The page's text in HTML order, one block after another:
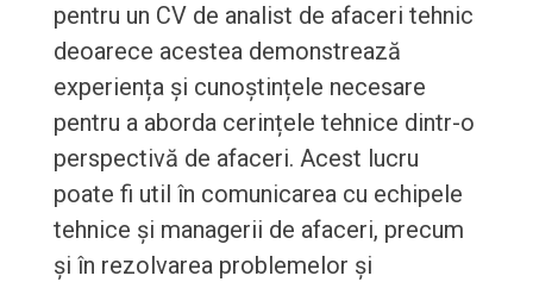
pentru un CV de analist de afaceri tehnic
deoarece acestea demonstrează
experiența și cunoștințele necesare
pentru a aborda cerințele tehnice dintr-o
perspectivă de afaceri. Acest lucru
poate fi util în comunicarea cu echipele
tehnice și managerii de afaceri, precum
și în rezolvarea problemelor și